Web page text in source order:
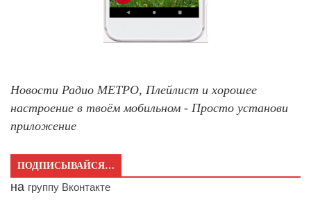
Новости Радио МЕТРО, Плейлист и хорошее
настроение в твоём мобильном - Просто установи
приложение
ПОДПИСЫВАЙСЯ…
на группу Вконтакте